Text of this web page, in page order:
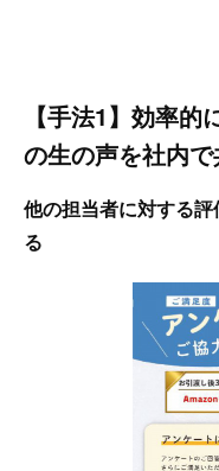
【手法1】効率
の生の声を社内
他の担当者に対する
る